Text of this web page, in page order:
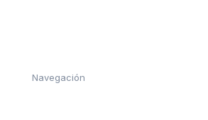
Navegación